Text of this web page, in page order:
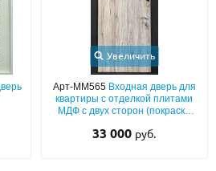
411-44-41
M.RU
РАСЧЕТ
Увеличить
Арт-ММ565 Входная дверь для
квартиры с отделкой плитами
МДФ с двух сторон (покраска
порошковым напылением)
33 000 руб.